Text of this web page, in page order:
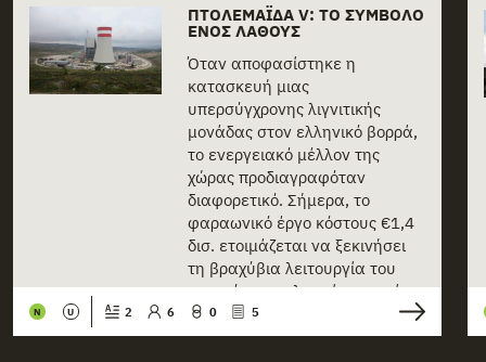
ΠΤΟΛΕΜΑΪ́ΔΑ V: ΤΟ ΣΎΜΒΟΛΟ
ΕΝΌΣ ΛΆΘΟΥΣ
Όταν αποφασίστηκε η
κατασκευή μιας
υπερσύγχρονης λιγνιτικής
μονάδας στον ελληνικό βορρά,
το ενεργειακό μέλλον της
χώρας προδιαγραφόταν
διαφορετικό. Σήμερα, το
φαραωνικό έργο κόστους €1,4
δισ. ετοιμάζεται να ξεκινήσει
τη βραχύβια λειτουργία του
προτού παροπλιστεί οριστικά.
[...]
N U 2 6 0 5